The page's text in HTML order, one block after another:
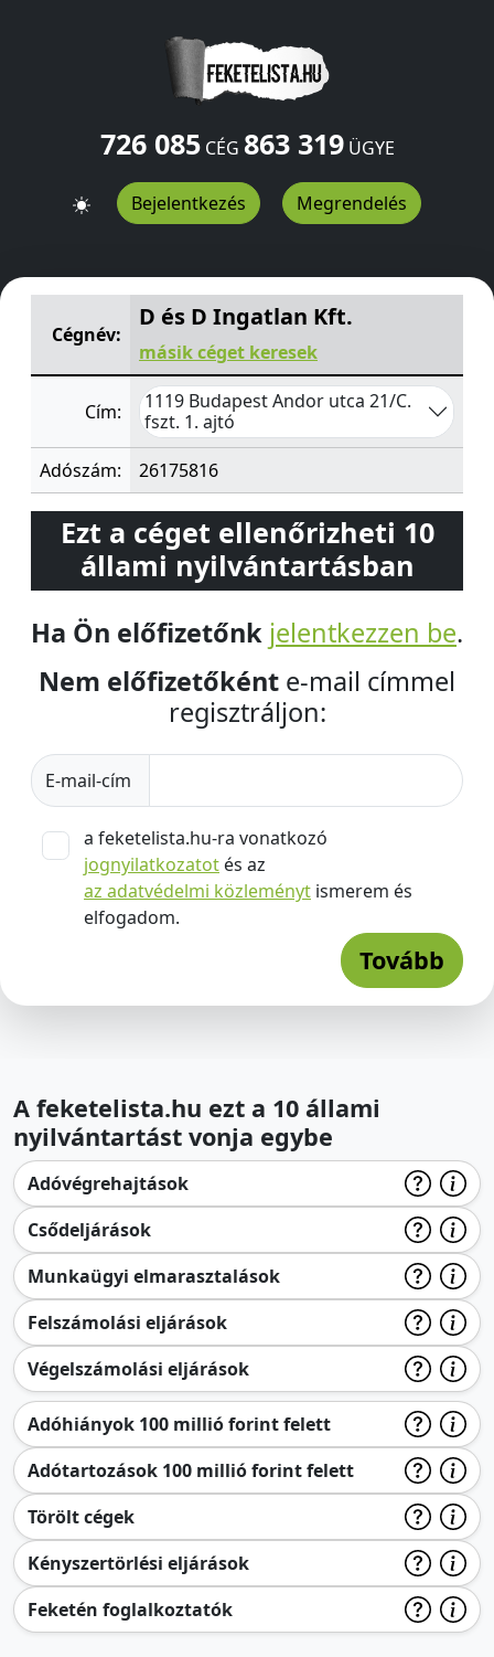
726 085CÉG 863 319ÜGYE
Bejelentkezés Megrendelés
D és D Ingatlan Kft. Andor utca 21/C. fszt. 1. ajtó
Cégnév:
D és D Ingatlan Kft.
másik céget keresek
Cím:
1119 Budapest Andor utca 21/C.
fszt. 1. ajtó
Adószám:
26175816
Ezt a céget ellenőrizheti 10
állami nyilvántartásban
Ha Ön előfizetőnk jelentkezzen be.
Nem előfizetőként e-mail címmel
regisztráljon:
E-mail-cím
a feketelista.hu-ra vonatkozó
jognyilatkozatot és az
az adatvédelmi közleményt ismerem és
elfogadom.
Tovább
A feketelista.hu ezt a 10 állami
nyilvántartást vonja egybe
Adóvégrehajtások
Csődeljárások
Munkaügyi elmarasztalások
Felszámolási eljárások
Végelszámolási eljárások
Adóhiányok 100 millió forint felett
Adótartozások 100 millió forint felett
Törölt cégek
Kényszertörlési eljárások
Feketén foglalkoztatók